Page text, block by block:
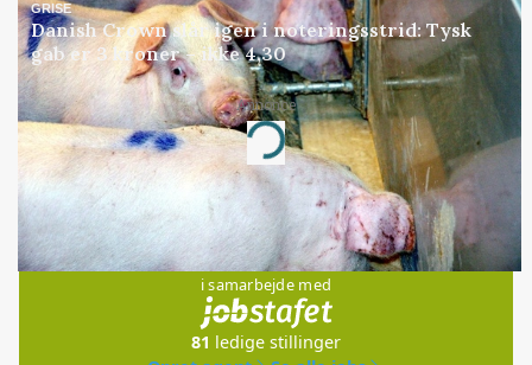
GRISE
Danish Crown slår igen i noteringsstrid: Tysk
gab er 3 kroner – ikke 4,30
Annonce
Loading...
Jobs
i samarbejde med
81 ledige stillinger